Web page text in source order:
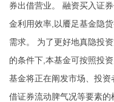
券出借营业。 融资买入证
金利用效率,以餍足基金隐
需求。 为了更好地真隐投
的条件下,本基金可按照投
基金将正在阐发市场、投
借证券流动脾气况等要素